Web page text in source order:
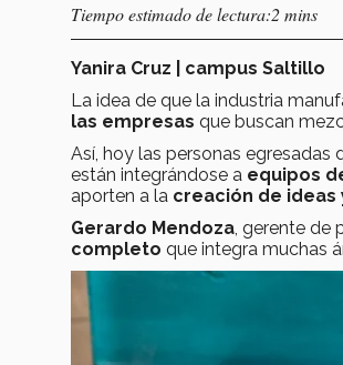
Tiempo estimado de lectura:2 mins
Yanira Cruz | campus Saltillo
La idea de que la industria
las empresas que buscan
Así, hoy las personas egresadas
están integrándose a equipos
aporten a la creación de
Gerardo Mendoza , gerente de
completo que integra muchas